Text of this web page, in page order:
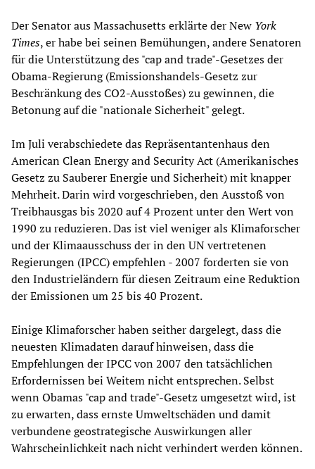
Der Senator aus Massachusetts erklärte der New York
Times, er habe bei seinen Bemühungen, andere Senatoren
für die Unterstützung des "cap and trade"-Gesetzes der
Obama-Regierung (Emissionshandels-Gesetz zur
Beschränkung des CO2-Ausstoßes) zu gewinnen, die
Betonung auf die "nationale Sicherheit" gelegt.
Im Juli verabschiedete das Repräsentantenhaus den
American Clean Energy and Security Act (Amerikanisches
Gesetz zu Sauberer Energie und Sicherheit) mit knapper
Mehrheit. Darin wird vorgeschrieben, den Ausstoß von
Treibhausgas bis 2020 auf 4 Prozent unter den Wert von
1990 zu reduzieren. Das ist viel weniger als Klimaforscher
und der Klimaausschuss der in den UN vertretenen
Regierungen (IPCC) empfehlen - 2007 forderten sie von
den Industrieländern für diesen Zeitraum eine Reduktion
der Emissionen um 25 bis 40 Prozent.
Einige Klimaforscher haben seither dargelegt, dass die
neuesten Klimadaten darauf hinweisen, dass die
Empfehlungen der IPCC von 2007 den tatsächlichen
Erfordernissen bei Weitem nicht entsprechen. Selbst
wenn Obamas "cap and trade"-Gesetz umgesetzt wird, ist
zu erwarten, dass ernste Umweltschäden und damit
verbundene geostrategische Auswirkungen aller
Wahrscheinlichkeit nach nicht verhindert werden können.